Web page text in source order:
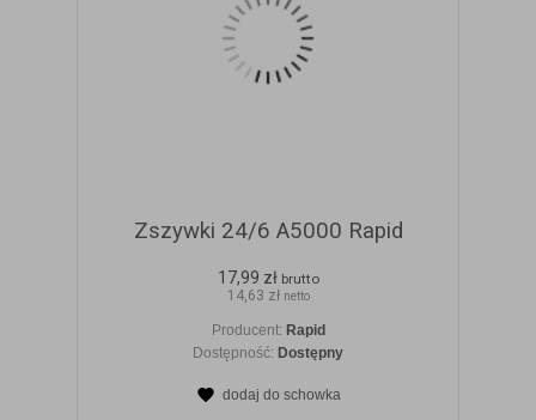
Zszywki 24/6 A5000 Rapid
17,99 zł brutto
14,63 zł netto
Producent: Rapid
Dostępność: Dostępny
dodaj do schowka